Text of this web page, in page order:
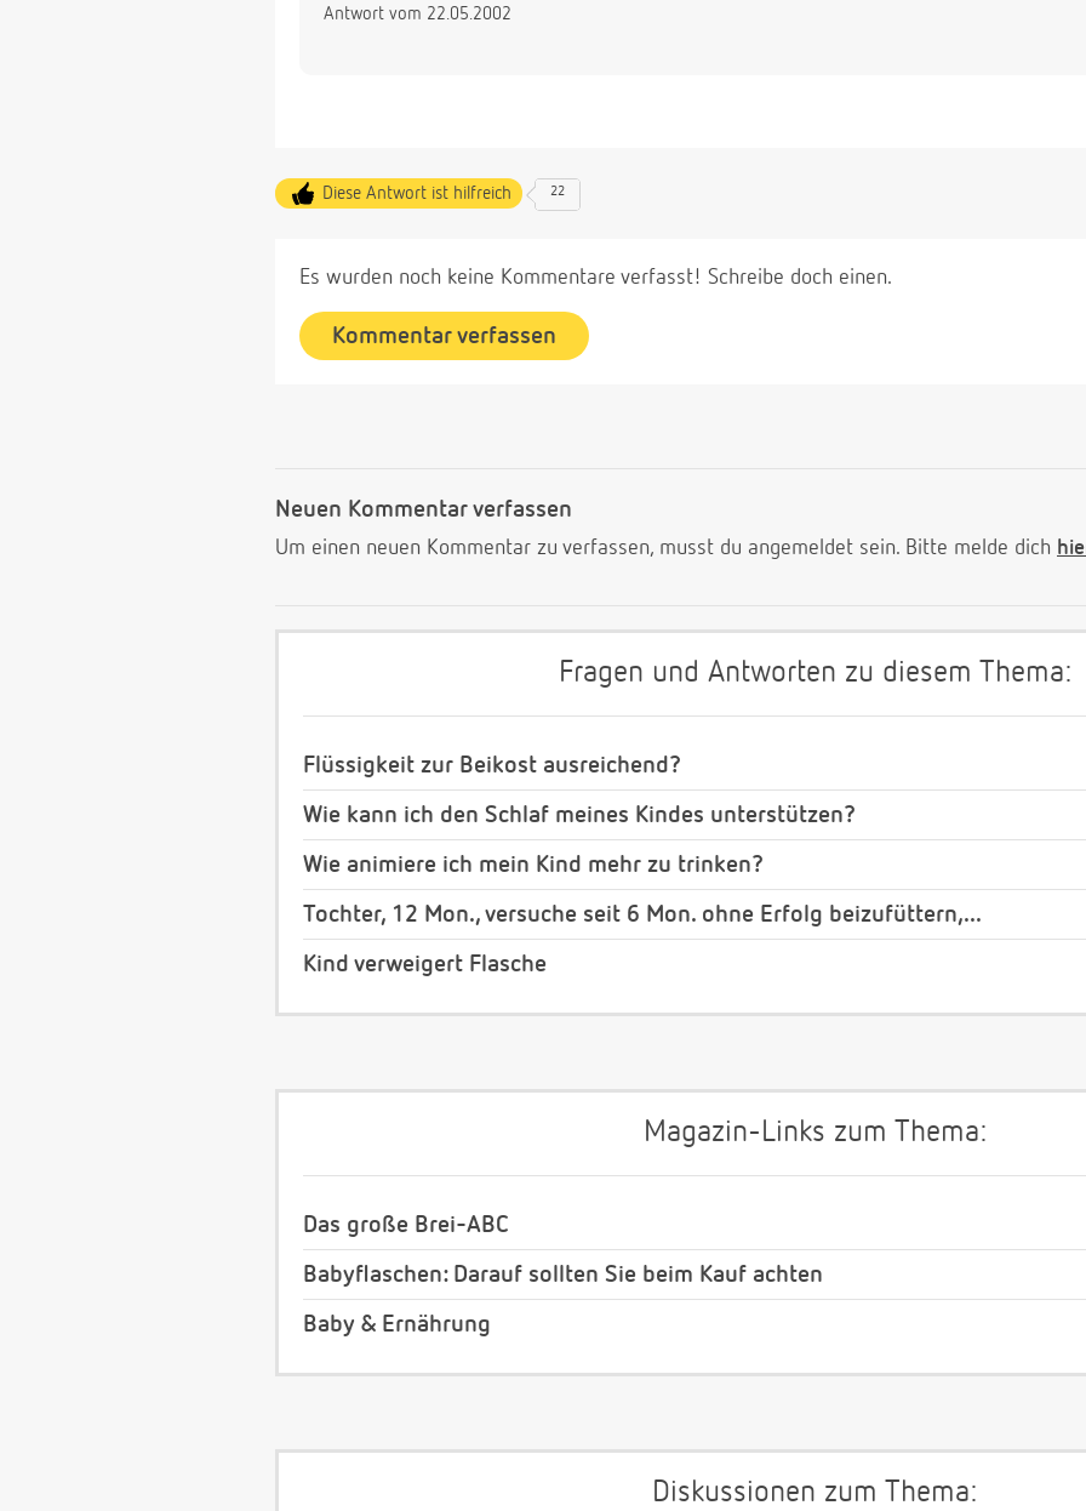
Antwort vom 22.05.2002
Diese Antwort ist hilfreich 22
Es wurden noch keine Kommentare verfasst! Schreibe doch einen.
Kommentar verfassen
Neuen Kommentar verfassen
Um einen neuen Kommentar zu verfassen, musst du angemeldet sein. Bitte melde dich
Fragen und Antworten zu diesem Thema:
Flüssigkeit zur Beikost ausreichend?
Wie kann ich den Schlaf meines Kindes unterstützen?
Wie animiere ich mein Kind mehr zu trinken?
Tochter, 12 Mon., versuche seit 6 Mon. ohne Erfolg beizufüttern,...
Kind verweigert Flasche
Magazin-Links zum Thema:
Das große Brei-ABC
Babyflaschen: Darauf sollten Sie beim Kauf achten
Baby & Ernährung
Diskussionen zum Thema: